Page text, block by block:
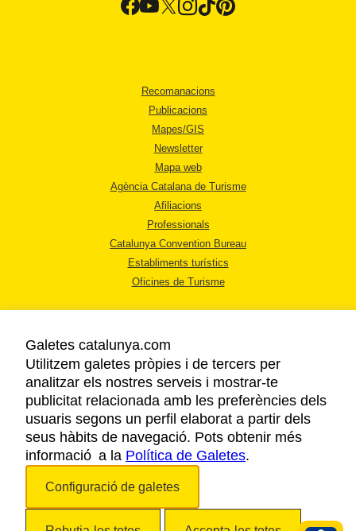
Recomanacions
Publicacions
Mapes/GIS
Newsletter
Mapa web
Agència Catalana de Turisme
Afiliacions
Professionals
Catalunya Convention Bureau
Establiments turístics
Oficines de Turisme
AVÍS LEGAL
POLÍTICA DE PRIVACITAT
COOKIES
ACCESSIBILITAT
Galetes catalunya.com
Utilitzem galetes pròpies i de tercers per
analitzar els nostres serveis i mostrar-te
publicitat relacionada amb les preferències dels
usuaris segons un perfil elaborat a partir dels
seus hàbits de navegació. Pots obtenir més
informació a la Política de Galetes.
Configuració de galetes